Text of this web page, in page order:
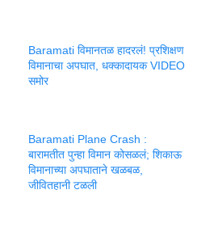
Baramati विमानतळ हादरलं! प्रशिक्षण
विमानाचा अपघात, धक्कादायक VIDEO
समोर
Baramati Plane Crash :
बारामतीत पुन्हा विमान कोसळलं; शिकाऊ
विमानाच्या अपघाताने खळबळ,
जीवितहानी टळली